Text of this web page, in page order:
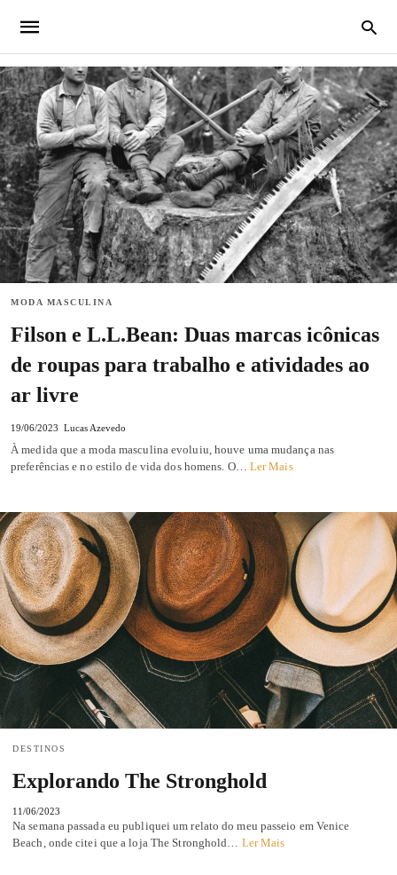
MODA MASCULINA
Filson e L.L.Bean: Duas marcas icônicas
de roupas para trabalho e atividades ao
ar livre
19/06/2023 Lucas Azevedo
À medida que a moda masculina evoluiu, houve uma mudança nas
preferências e no estilo de vida dos homens. O… Ler Mais
DESTINOS
Explorando The Stronghold
11/06/2023
Na semana passada eu publiquei um relato do meu passeio em Venice
Beach, onde citei que a loja The Stronghold… Ler Mais